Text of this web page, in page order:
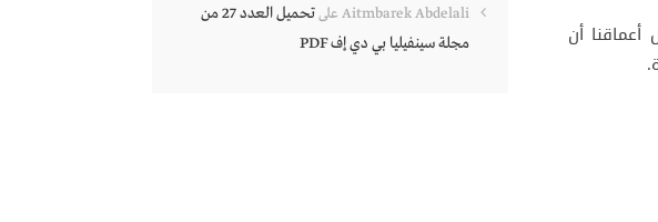
أن
Aitmbarek Abdelali على
تحميل العدد 27 من
مجلة سينفيليا بي دي إف PDF